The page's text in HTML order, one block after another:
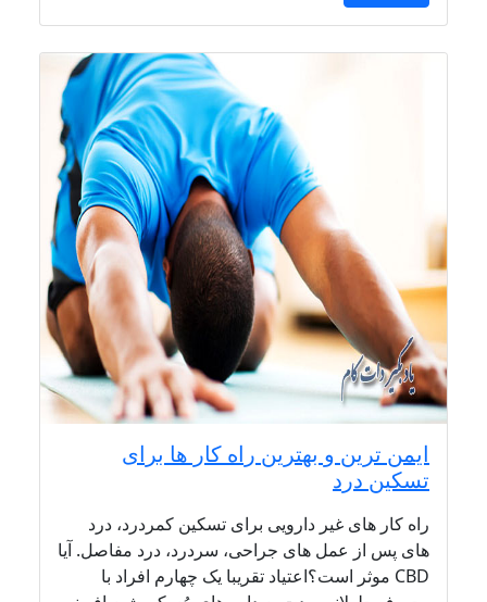
ایمن ترین و بهترین راه کار ها برای
تسکین درد
راه کار های غیر دارویی برای تسکین کمردرد، درد
های پس از عمل های جراحی، سردرد، درد مفاصل. آیا
CBD موثر است؟اعتیاد تقریبا یک چهارم افراد با